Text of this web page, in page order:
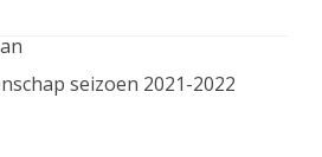
seizoen 2021-2022